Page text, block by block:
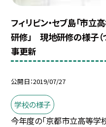
フィリピン・セブ島「市
研修」 現地研修の様子
事更新
公開日 2019/07/27
学校の様子
今年度の「京都市立高等